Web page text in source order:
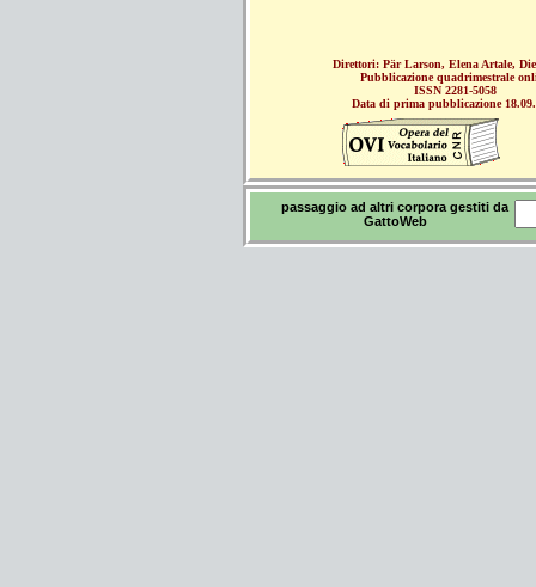
Direttori: Pär Larson, Elena Artale,
Pubblicazione quadrimestrale
ISSN 2281-5058
Data di prima pubblicazione
passaggio ad altri corpora gestiti da
GattoWeb